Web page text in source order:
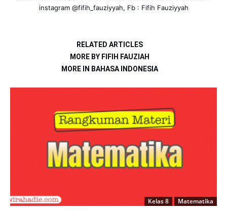
instagram @fifih_fauziyyah, Fb : Fifih Fauziyyah
RELATED ARTICLES
MORE BY FIFIH FAUZIAH
MORE IN BAHASA INDONESIA
Kelas 8 Matematika